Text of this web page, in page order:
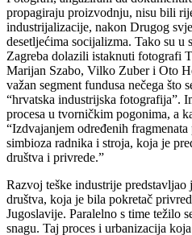
propagiraju proizvodnju, nisu bili
industrijalizacije, nakon Drugog
desetljećima socijalizma. Tako su
Zagreba dolazili istaknuti fotografi
Marijan Szabo, Vilko Zuber i Oto
važan segment fundusa nečega što
“hrvatska industrijska fotografija”.
procesa u tvorničkim pogonima, a
“Izdvajanjem određenih
simbioza radnika i stroja, koja je
društva i privrede.”
Razvoj teške industrije predstavljao
društva, koja je bila pokretač
Jugoslavije. Paralelno s time težilo
snagu. Taj proces i urbanizacija